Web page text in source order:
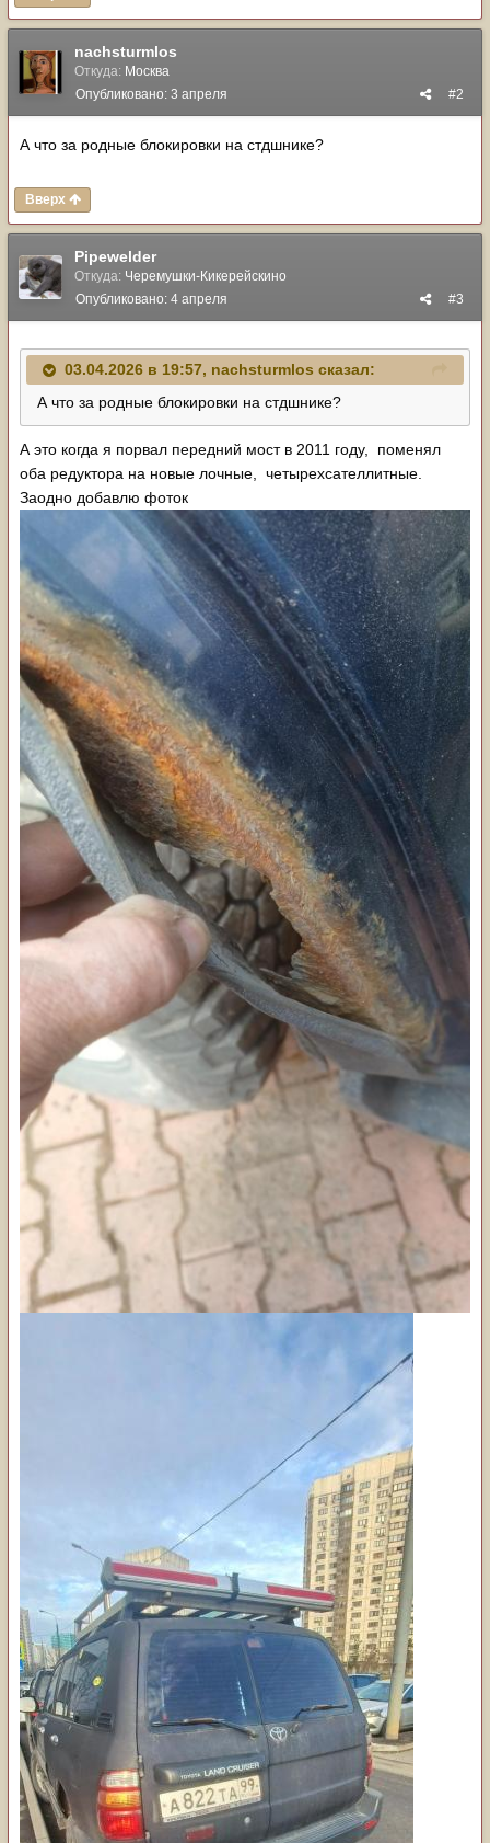
nachsturmlos
Откуда: Москва
#2
Опубликовано: 3 апреля
А что за родные блокировки на стдшнике?
Вверх
Pipewelder
Откуда: Черемушки-Кикерейскино
#3
Опубликовано: 4 апреля
03.04.2026 в 19:57, nachsturmlos сказал:
А что за родные блокировки на стдшнике?
А это когда я порвал передний мост в 2011 году, поменял
оба редуктора на новые лочные, четырехсателлитные.
Заодно добавлю фоток